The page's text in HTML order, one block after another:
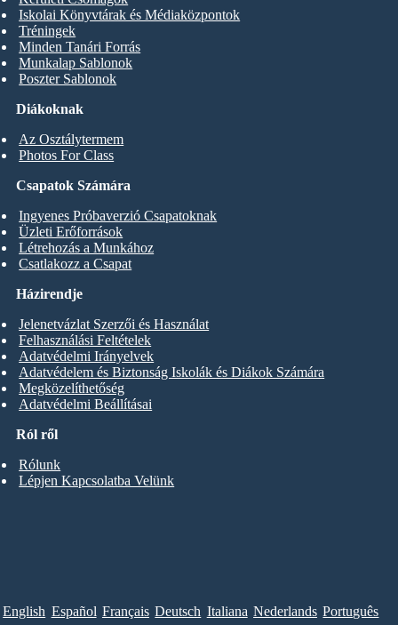
Diákoknak
Az Osztálytermem
Photos For Class
Iskolai Könyvtárak és Médiaközpontok
Tréningek
Minden Tanári Forrás
Munkalap Sablonok
Poszter Sablonok
Csapatok Számára
Ingyenes Próbaverzió Csapatoknak
Üzleti Erőforrások
Létrehozás a Munkához
Csatlakozz a Csapat
Ról ről
Rólunk
Lépjen Kapcsolatba Velünk
Házirendje
Jelenetvázlat Szerzői és Használat
Felhasználási Feltételek
Adatvédelmi Irányelvek
Adatvédelem és Biztonság Iskolák és Diákok Számára
Megközelíthetőség
Adatvédelmi Beállításai
English Español Français Deutsch Italiana Nederlands Português